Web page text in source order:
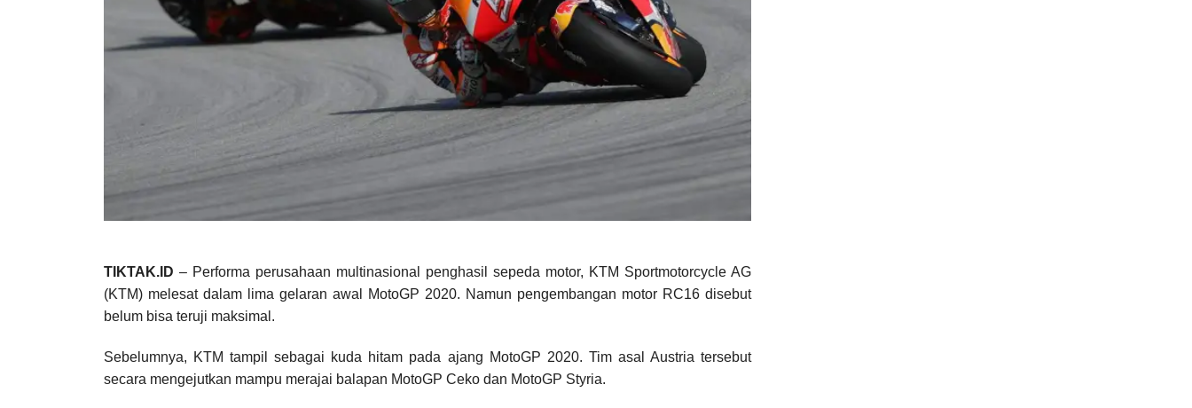
TIKTAK.ID – Performa perusahaan multinasional penghasil sepeda motor, KTM Sportmotorcycle AG
(KTM) melesat dalam lima gelaran awal MotoGP 2020. Namun pengembangan motor RC16 disebut
belum bisa teruji maksimal.
Sebelumnya, KTM tampil sebagai kuda hitam pada ajang MotoGP 2020. Tim asal Austria tersebut
secara mengejutkan mampu merajai balapan MotoGP Ceko dan MotoGP Styria.